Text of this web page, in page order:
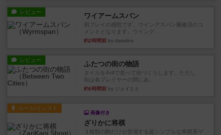
レビュー ワイアームスパン
初プレイの感想です。ウイングスパン履修済のコ
メントとなります。ウイング...
約2時間前 by daisdice
レビュー ふたつの街の物語
タイルを4×4で並べて街づくりします。ただし、
街は各プレイヤーの間にあ...
約6時間前 by ジェイとと
ルール/インスト
画像付き
ざりかに将棋
３種類の駒だけが登場する超シンプルな将棋系ゲ